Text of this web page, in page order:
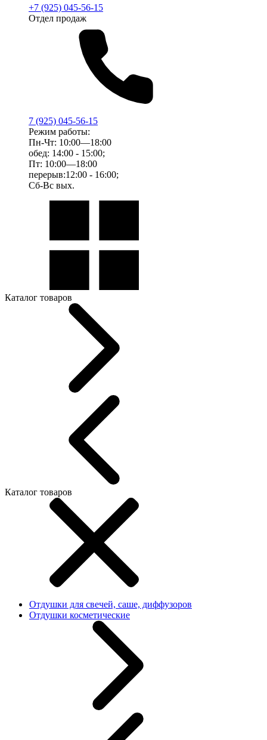
+7 (925) 045-56-15
Отдел продаж
7 (925) 045-56-15
Режим работы:
Пн-Чт: 10:00—18:00
обед: 14:00 - 15:00;
Пт: 10:00—18:00
перерыв:12:00 - 16:00;
Сб-Вс вых.
Каталог товаров
Каталог товаров
Отдушки для свечей, саше, диффузоров
Отдушки косметические